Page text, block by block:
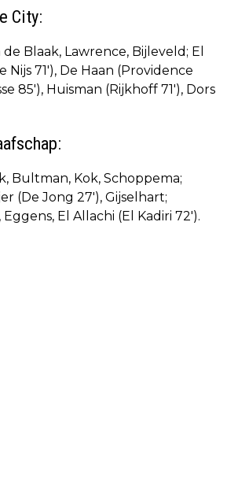
City:
Blaak, Lawrence, Bijleveld; El
Nijs 71'), De Haan (Providence
85'), Huisman (Rijkhoff 71'), Dors
Bultman, Kok, Schoppema;
(De Jong 27'), Gijselhart;
El Allachi (El Kadiri 72').